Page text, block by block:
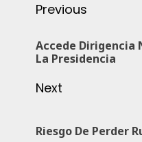
Previous
Accede Dirigencia
La Presidencia
Next
Riesgo De Perder